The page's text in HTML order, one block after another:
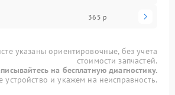
365 р
указаны ориентировочные, без учета
стоимости запчастей.
на бесплатную диагностику.
и укажем на неисправность.